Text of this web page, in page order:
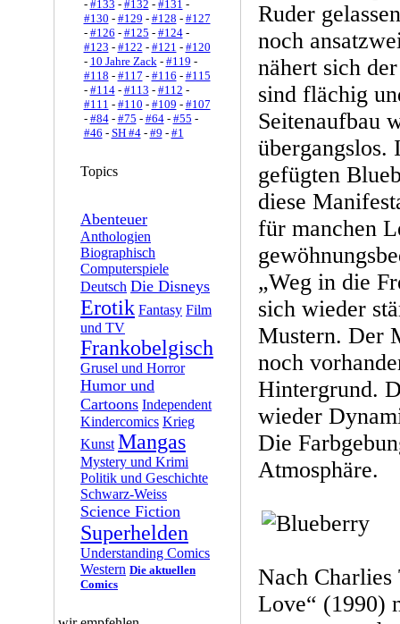
- #133 - #132 - #131 -
#130 - #129 - #128 - #127
- #126 - #125 - #124-
#123 - #122 - #121 - #120
- 10 Jahre Zack- #119 -
#118 - #117 - #116 - #115
- #114- #113 - #112 -
#111 - #110 - #109 - #107
- #84- #75 - #64- #55 -
#46 - SH #4- #9 - #1
Topics
Abenteuer
Anthologien
Biographisch
Computerspiele
Deutsch Die Disneys
Erotik Fantasy Film
und TV
Frankobelgisch
Grusel und Horror
Humor und
Cartoons Independent
Kindercomics Krieg
Kunst Mangas
Mystery und Krimi
Politik und Geschichte
Schwarz-Weiss
Science Fiction
Superhelden
Understanding Comics
Western Die aktuellen
Comics
Ruder
noch
nähert sich
sind flächig
Seitenaufbau
übergangslos.
gefügten
diese
für manchen
„Weg in die
sich wieder
Mustern. Der
noch
Hintergrund.
wieder
Die
Atmosphäre.
Nach
Love“ (1990)